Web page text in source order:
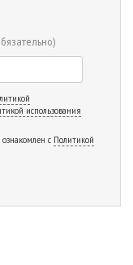
использования
ознакомлен с Политикой